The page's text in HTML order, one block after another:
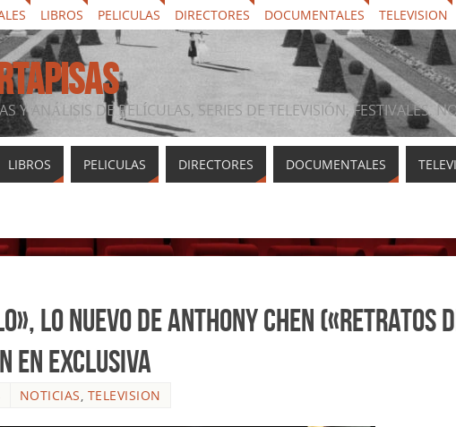
LIBROS PELICULAS DIRECTORES DOCUMENTALES TELEVISION
Y ANÁLISIS DE PELÍCULAS, SERIES DE TELEVISIÓN, FESTIVALES,
LIBROS PELICULAS DIRECTORES DOCUMENTALES
lo nuevo de Anthony Chen («Retratos
en exclusiva
NOTICIAS, TELEVISION